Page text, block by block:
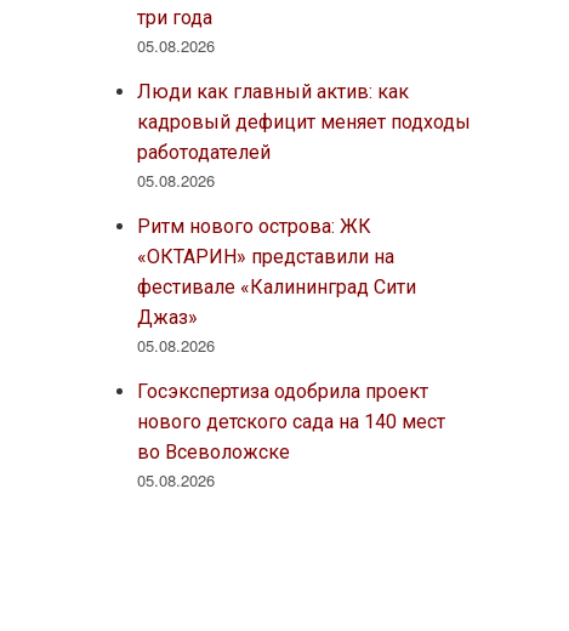
три года
05.08.2026
Люди как главный актив: как
кадровый дефицит меняет подходы
работодателей
05.08.2026
Ритм нового острова: ЖК
«ОКТАРИН» представили на
фестивале «Калининград Сити
Джаз»
05.08.2026
Госэкспертиза одобрила проект
нового детского сада на 140 мест
во Всеволожске
05.08.2026